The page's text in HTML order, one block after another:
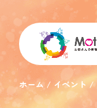
ホーム イベント